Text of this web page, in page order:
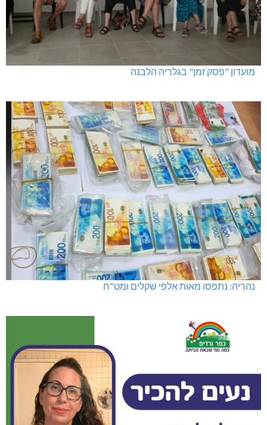
מועדון "פסק זמן" בגלריה הלבנה
נהריה: נתפסו מאות אלפי שקלים ומט"ח